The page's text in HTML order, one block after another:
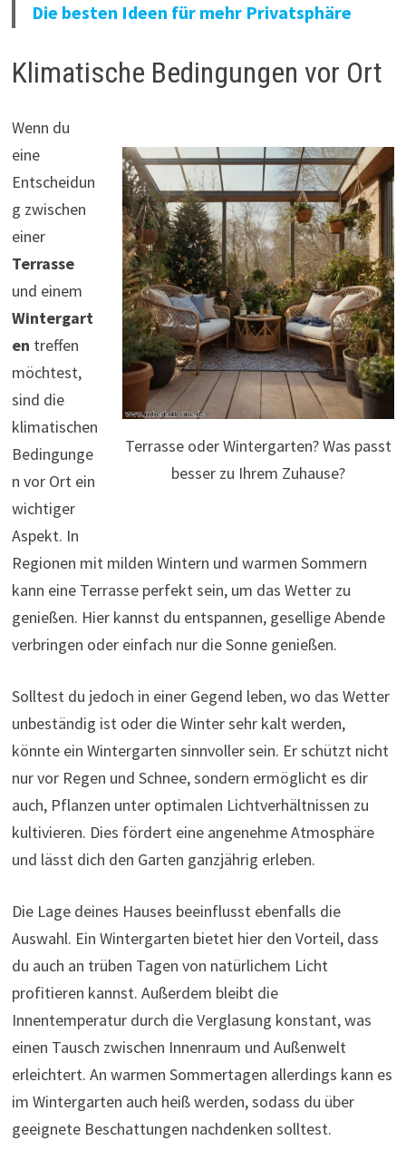
Die besten Ideen für mehr Privatsphäre
Klimatische Bedingungen vor Ort
Terrasse oder Wintergarten? Was passt
besser zu Ihrem Zuhause?
Wenn du
eine
Entscheidun
g zwischen
einer
Terrasse
und einem
Wintergart
en treffen
möchtest,
sind die
klimatischen
Bedingunge
n vor Ort ein
wichtiger
Aspekt. In
Regionen mit milden Wintern und warmen Sommern
kann eine Terrasse perfekt sein, um das Wetter zu
genießen. Hier kannst du entspannen, gesellige Abende
verbringen oder einfach nur die Sonne genießen.
Solltest du jedoch in einer Gegend leben, wo das Wetter
unbeständig ist oder die Winter sehr kalt werden,
könnte ein Wintergarten sinnvoller sein. Er schützt nicht
nur vor Regen und Schnee, sondern ermöglicht es dir
auch, Pflanzen unter optimalen Lichtverhältnissen zu
kultivieren. Dies fördert eine angenehme Atmosphäre
und lässt dich den Garten ganzjährig erleben.
Die Lage deines Hauses beeinflusst ebenfalls die
Auswahl. Ein Wintergarten bietet hier den Vorteil, dass
du auch an trüben Tagen von natürlichem Licht
profitieren kannst. Außerdem bleibt die
Innentemperatur durch die Verglasung konstant, was
einen Tausch zwischen Innenraum und Außenwelt
erleichtert. An warmen Sommertagen allerdings kann es
im Wintergarten auch heiß werden, sodass du über
geeignete Beschattungen nachdenken solltest.